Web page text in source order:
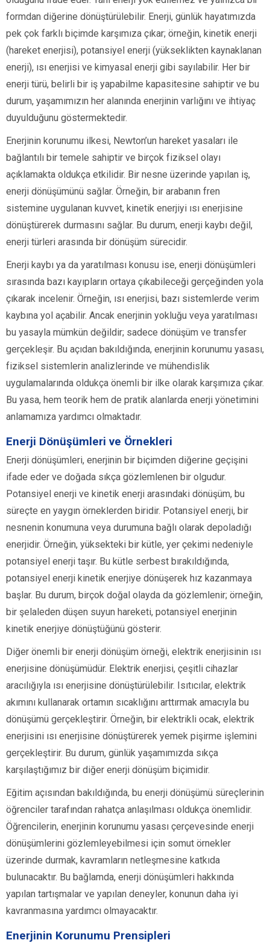
formdan diğerine dönüştürülebilir. Enerji, günlük hayatımızda
pek çok farklı biçimde karşımıza çıkar; örneğin, kinetik enerji
(hareket enerjisi), potansiyel enerji (yükseklikten kaynaklanan
enerji), ısı enerjisi ve kimyasal enerji gibi sayılabilir. Her bir
enerji türü, belirli bir iş yapabilme kapasitesine sahiptir ve bu
durum, yaşamımızın her alanında enerjinin varlığını ve ihtiyaç
duyulduğunu göstermektedir.
Enerjinin korunumu ilkesi, Newton’un hareket yasaları ile
bağlantılı bir temele sahiptir ve birçok fiziksel olayı
açıklamakta oldukça etkilidir. Bir nesne üzerinde yapılan iş,
enerji dönüşümünü sağlar. Örneğin, bir arabanın fren
sistemine uygulanan kuvvet, kinetik enerjiyi ısı enerjisine
dönüştürerek durmasını sağlar. Bu durum, enerji kaybı değil,
enerji türleri arasında bir dönüşüm sürecidir.
Enerji kaybı ya da yaratılması konusu ise, enerji dönüşümleri
sırasında bazı kayıpların ortaya çıkabileceği gerçeğinden yola
çıkarak incelenir. Örneğin, ısı enerjisi, bazı sistemlerde verim
kaybına yol açabilir. Ancak enerjinin yokluğu veya yaratılması
bu yasayla mümkün değildir; sadece dönüşüm ve transfer
gerçekleşir. Bu açıdan bakıldığında, enerjinin korunumu yasası,
fiziksel sistemlerin analizlerinde ve mühendislik
uygulamalarında oldukça önemli bir ilke olarak karşımıza çıkar.
Bu yasa, hem teorik hem de pratik alanlarda enerji yönetimini
anlamamıza yardımcı olmaktadır.
Enerji Dönüşümleri ve Örnekleri
Enerji dönüşümleri, enerjinin bir biçimden diğerine geçişini
ifade eder ve doğada sıkça gözlemlenen bir olgudur.
Potansiyel enerji ve kinetik enerji arasındaki dönüşüm, bu
süreçte en yaygın örneklerden biridir. Potansiyel enerji, bir
nesnenin konumuna veya durumuna bağlı olarak depoladığı
enerjidir. Örneğin, yüksekteki bir kütle, yer çekimi nedeniyle
potansiyel enerji taşır. Bu kütle serbest bırakıldığında,
potansiyel enerji kinetik enerjiye dönüşerek hız kazanmaya
başlar. Bu durum, birçok doğal olayda da gözlemlenir; örneğin,
bir şelaleden düşen suyun hareketi, potansiyel enerjinin
kinetik enerjiye dönüştüğünü gösterir.
Diğer önemli bir enerji dönüşüm örneği, elektrik enerjisinin ısı
enerjisine dönüşümüdür. Elektrik enerjisi, çeşitli cihazlar
aracılığıyla ısı enerjisine dönüştürülebilir. Isıtıcılar, elektrik
akımını kullanarak ortamın sıcaklığını arttırmak amacıyla bu
dönüşümü gerçekleştirir. Örneğin, bir elektrikli ocak, elektrik
enerjisini ısı enerjisine dönüştürerek yemek pişirme işlemini
gerçekleştirir. Bu durum, günlük yaşamımızda sıkça
karşılaştığımız bir diğer enerji dönüşüm biçimidir.
Eğitim açısından bakıldığında, bu enerji dönüşümü süreçlerinin
öğrenciler tarafından rahatça anlaşılması oldukça önemlidir.
Öğrencilerin, enerjinin korunumu yasası çerçevesinde enerji
dönüşümlerini gözlemleyebilmesi için somut örnekler
üzerinde durmak, kavramların netleşmesine katkıda
bulunacaktır. Bu bağlamda, enerji dönüşümleri hakkında
yapılan tartışmalar ve yapılan deneyler, konunun daha iyi
kavranmasına yardımcı olmayacaktır.
Enerjinin Korunumu Prensipleri